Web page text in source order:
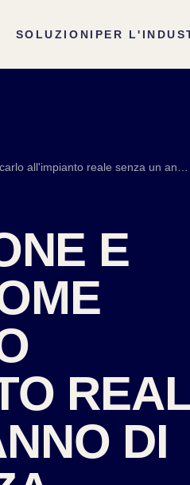
SOLUZIONI PER
E
DI